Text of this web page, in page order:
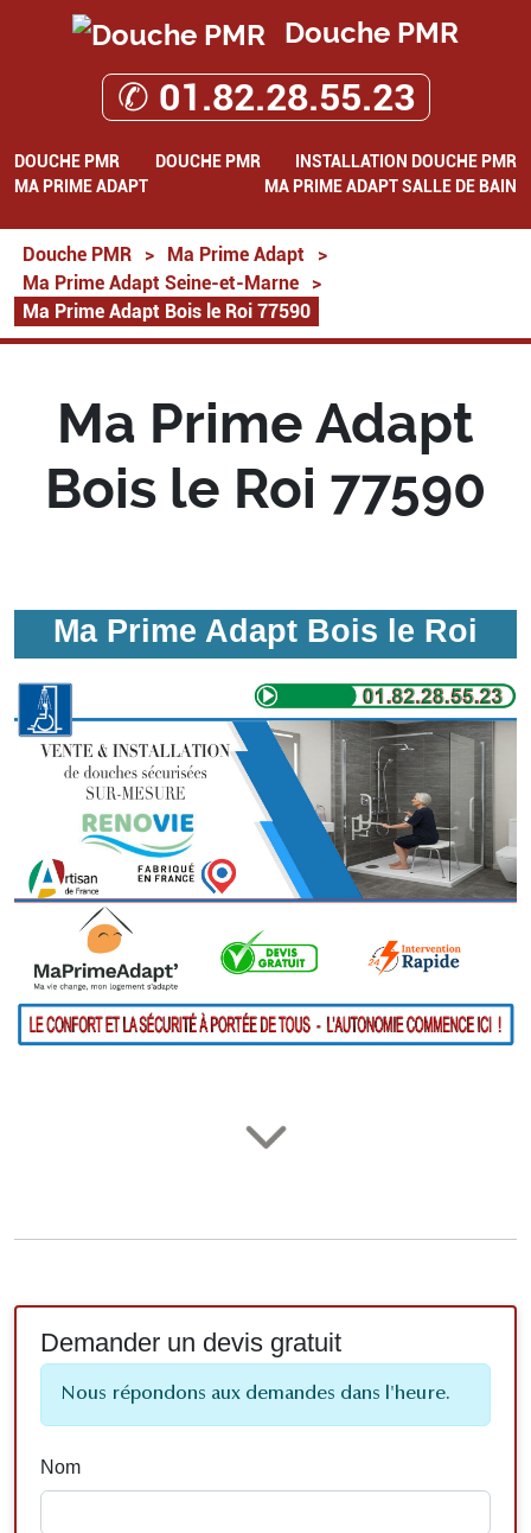
Douche PMR
✆ 01.82.28.55.23
DOUCHE PMR DOUCHE PMR
INSTALLATION DOUCHE PMR
MA PRIME ADAPT
MA PRIME ADAPT SALLE DE BAIN
Douche PMR > Ma Prime Adapt
>
Ma Prime Adapt Seine-et-Marne
>
Ma Prime Adapt Bois le Roi 77590
Ma Prime Adapt
Bois le Roi 77590
Ma Prime Adapt Bois le Roi
Demander un devis gratuit
Nous répondons aux demandes dans l'heure.
Nom